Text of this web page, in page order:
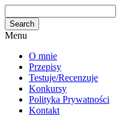
Menu
O mnie
Przepisy
Testuje/Recenzuje
Konkursy
Polityka Prywatności
Kontakt